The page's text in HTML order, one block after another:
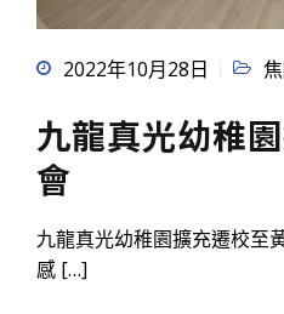
2022年10月28日
九龍真光幼稚
會
九龍真光幼稚園擴充遷校至
感 […]